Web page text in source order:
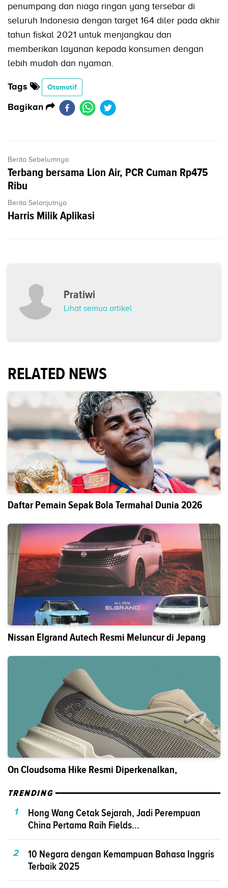
penumpang dan niaga ringan yang tersebar di
seluruh Indonesia dengan target 164 diler pada akhir
tahun fiskal 2021 untuk menjangkau dan
memberikan layanan kepada konsumen dengan
lebih mudah dan nyaman.
Tags Otomotif
Bagikan
Berita Sebelumnya
Terbang bersama Lion Air, PCR Cuman Rp475
Ribu
Berita Selanjutnya
Harris Milik Aplikasi
Pratiwi
Lihat semua artikel
RELATED NEWS
Daftar Pemain Sepak Bola Termahal Dunia 2026
Nissan Elgrand Autech Resmi Meluncur di Jepang
On Cloudsoma Hike Resmi Diperkenalkan,
TRENDING
1
Hong Wang Cetak Sejarah, Jadi Perempuan
China Pertama Raih Fields...
2
10 Negara dengan Kemampuan Bahasa Inggris
Terbaik 2025